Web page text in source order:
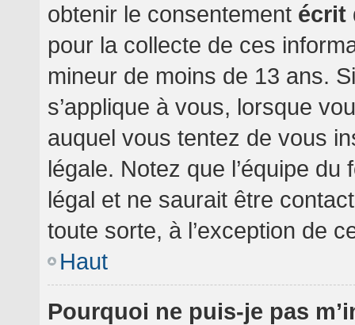
obtenir le consentement écrit
pour la collecte de ces
mineur de moins de 13 ans.
s’applique à vous, lorsque
auquel vous tentez de vous
légale. Notez que l’équipe
légal et ne saurait être
toute sorte, à l’exception de
Haut
Pourquoi ne puis-je pas